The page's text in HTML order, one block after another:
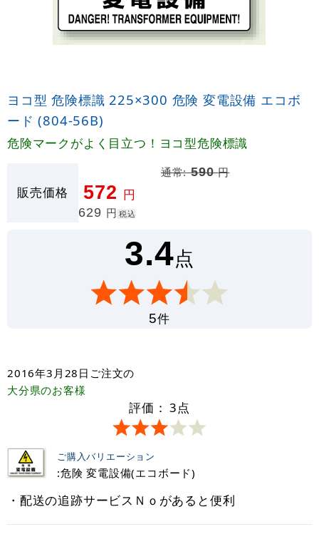
ヨコ型 危険標識 225×300 危険 変電設備 エコボ
ード (804-56B)
危険マークがよく目立つ！ヨコ型危険標識
販売価格
通常:590円
572 円
629 円 税込
3.4点
5件
2016年3月28日 ご注文の
大分県のお客様
評価： 3点
ご購入バリエーション
:危険 変電設備(エコボード)
・配送の追跡サービスＮｏがあると便利